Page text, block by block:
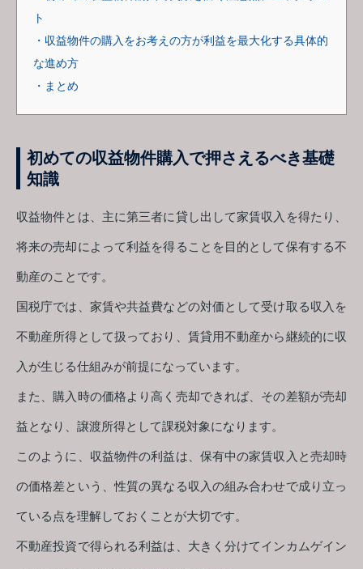
ト
・収益物件の購入をお考えの方が利益を最大化する具体的
な進め方
・まとめ
初めての収益物件購入で押さえるべき基礎
知識
収益物件とは、主に第三者に貸し出して家賃収入を得たり、
将来の売却によって利益を得ることを目的として保有する不
動産のことです。
国税庁では、家賃や共益費などの対価として受け取る収入を
不動産所得として扱っており、賃貸用不動産から継続的に収
入が生じる仕組みが前提になっています。
また、購入時の価格より高く売却できれば、その差額が売却
益となり、譲渡所得として課税対象になります。
このように、収益物件の利益は、保有中の家賃収入と売却時
の価格差という、性質の異なる収入の組み合わせで成り立っ
ている点を理解しておくことが大切です。
不動産投資で得られる利益は、大きく分けてインカムゲイン